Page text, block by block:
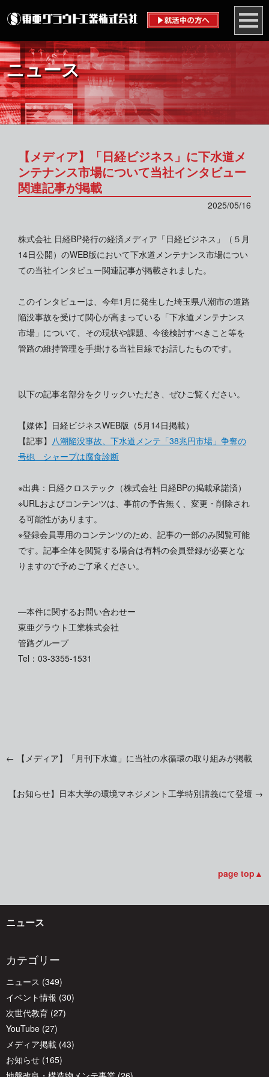
ニュース
【メディア】「日経ビジネス」に下水道メ
ンテナンス市場について当社インタビュー
関連記事が掲載
2025/05/16
株式会社 日経BP発行の経済メディア「日経ビジネス」（５月
14日公開）のWEB版において下水道メンテナンス市場につい
ての当社インタビュー関連記事が掲載されました。
このインタビューは、今年1月に発生した埼玉県八潮市の道路
陥没事故を受けて関心が高まっている「下水道メンテナンス
市場」について、その現状や課題、今後検討すべきこと等を
管路の維持管理を手掛ける当社目線でお話したものです。
以下の記事名部分をクリックいただき、ぜひご覧ください。
【媒体】日経ビジネスWEB版（5月14日掲載）
【記事】 八潮陥没事故、下水道メンテ「38兆円市場」争奪の
号砲 シャープは腐食診断
※出典：日経クロステック（株式会社 日経BPの掲載承諾済）
※URLおよびコンテンツは、事前の予告無く、変更・削除され
る可能性があります。
※登録会員専用のコンテンツのため、記事の一部のみ閲覧可能
です。記事全体を閲覧する場合は有料の会員登録が必要とな
りますので予めご了承ください。
―本件に関するお問い合わせー
東亜グラウト工業株式会社
管路グループ
Tel：03-3355-1531
投
稿
ゲ
ー
シ
ョ
ン
← 【メディア】「月刊下水道」に当社の水循環の取り組みが掲載
【お知らせ】日本大学の環境マネジメント工学特別講義にて登壇 →
page top▲
ニュース
カテゴリー
ニュース (349)
イベント情報 (30)
次世代教育 (27)
YouTube (27)
メディア掲載 (43)
お知らせ (165)